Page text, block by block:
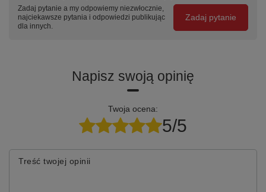
Zadaj pytanie a my odpowiemy niezwłocznie,
najciekawsze pytania i odpowiedzi publikując
dla innych.
Zadaj pytanie
Napisz swoją opinię
Twoja ocena:
5/5
Treść twojej opinii